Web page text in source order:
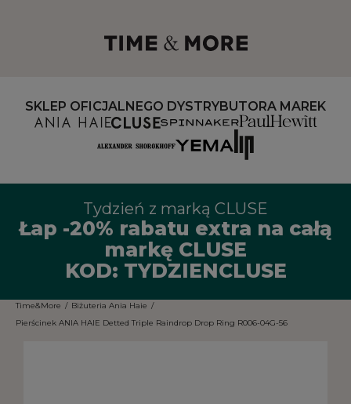
SKLEP OFICJALNEGO DYSTRYBUTORA MAREK
Tydzień z marką CLUSE
Łap -20% rabatu extra na całą
markę CLUSE
KOD: TYDZIENCLUSE
Time&More / Biżuteria Ania Haie /
Pierścinek ANIA HAIE Detted Triple Raindrop Drop Ring R006-04G-56